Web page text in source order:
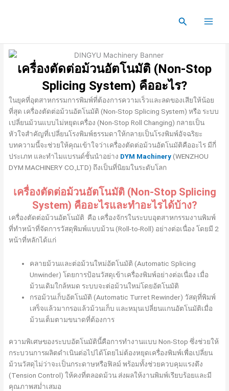
Search
เครื่องตัดต่อม้วนอัตโนมัติ (Non-Stop
Splicing System) คืออะไร?
ในยุคที่อุตสาหกรรมการพิมพ์ที่ต้องการความเร็วและลดของเสียให้น้อย
ที่สุด เครื่องตัดต่อม้วนอัตโนมัติ (Non-Stop Splicing System) หรือ ระบบ
เปลี่ยนม้วนแบบไม่หยุดเครื่อง (Non-Stop Roll Changing) กลายเป็น
หัวใจสำคัญที่เปลี่ยนโรงพิมพ์ธรรมดาให้กลายเป็นโรงพิมพ์อัจฉริยะ
บทความนี้จะช่วยให้คุณเข้าใจว่าเครื่องตัดต่อม้วนอัตโนมัติคืออะไร มีกี่
ประเภท และทำไมแบรนด์ชั้นนำอย่าง DYM Machinery(WENZHOU
DYM MACHINERY CO.,LTD) ถึงเป็นที่นิยมในระดับโลก
เครื่องตัดต่อม้วนอัตโนมัติ (Non-Stop Splicing
System) คืออะไรและทำอะไรได้บ้าง?
เครื่องตัดต่อม้วนอัตโนมัติ คือ เครื่องจักรในระบบอุตสาหกรรมงานพิมพ์
ที่ทำหน้าที่จัดการวัสดุพิมพ์แบบม้วน (Roll-to-Roll) อย่างต่อเนื่อง โดยมี 2
หน้าที่หลักได้แก่
คลายม้วนและต่อม้วนใหม่อัตโนมัติ (Automatic Splicing
Unwinder) โดยการป้อนวัสดุเข้าเครื่องพิมพ์อย่างต่อเนื่อง เมื่อ
ม้วนเดิมใกล้หมด ระบบจะต่อม้วนใหม่โดยอัตโนมัติ
กรอม้วนเก็บอัตโนมัติ (Automatic Turret Rewinder) วัสดุที่พิมพ์
เสร็จแล้วมากรอแล้วม้วนเก็บ และหมุนเปลี่ยนแกนอัตโนมัติเมื่อ
ม้วนเต็มตามขนาดที่ต้องการ
ความพิเศษของระบบอัตโนมัตินี้คือการทำงานแบบ Non-Stop ซึ่งช่วยให้
กระบวนการผลิตดำเนินต่อไปได้โดยไม่ต้องหยุดเครื่องพิมพ์เพื่อเปลี่ยน
ม้วนวัสดุไม่ว่าจะเป็นกระดาษหรือฟิลม์ พร้อมทั้งช่วยควบคุมแรงตึง
(Tension Control) ให้คงที่ตลอดม้วน ส่งผลให้งานพิมพ์เรียบร้อยและมี
คุณภาพสม่ำเสมอ